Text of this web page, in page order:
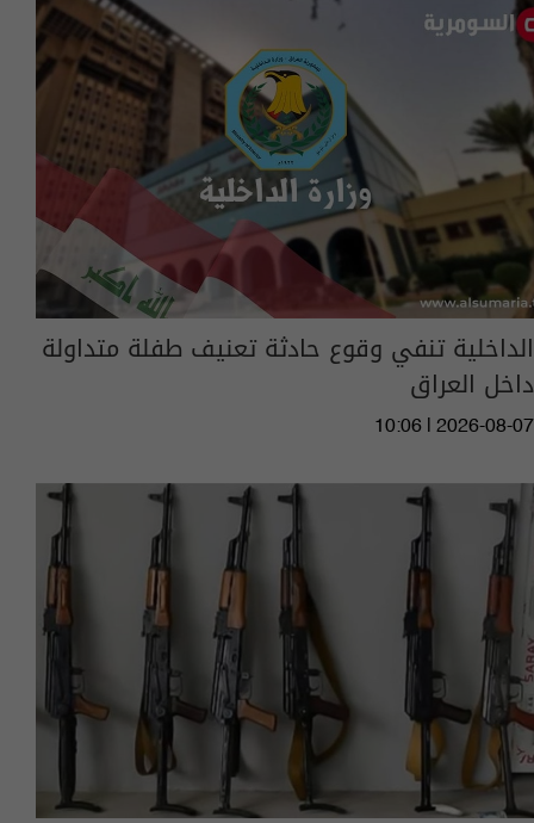
الداخلية تنفي وقوع حادثة تعنيف طفلة متداولة
داخل العراق
10:06 | 2026-08-07